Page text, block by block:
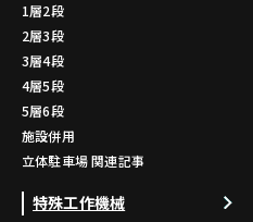
1層2段
2層3段
3層4段
4層5段
5層6段
施設併用
立体駐車場 関連記事
特殊工作機械